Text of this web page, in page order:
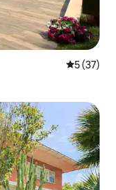
5 ud af 5 i
5 (37)